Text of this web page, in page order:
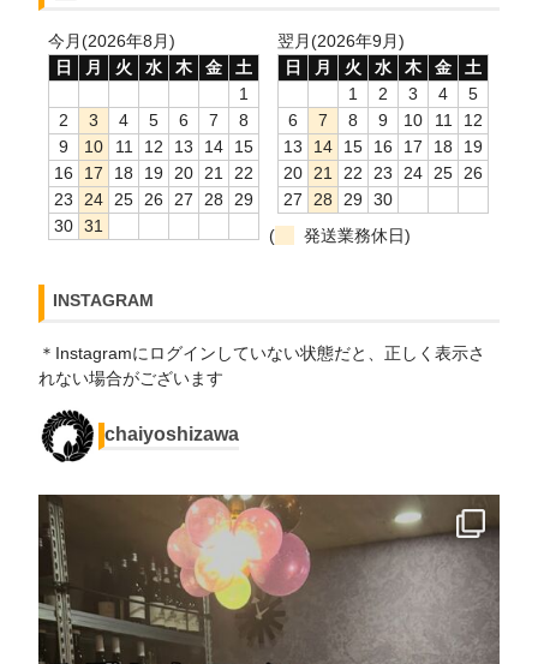
今月(2026年8月)
日
月 火 水 木 金
土
1
2
3 4 5 6 7
8
9
10 11 12 13 14
15
16
17 18 19 20 21 22
23
24 25 26 27 28
29
30 31
翌月(2026年9月)
日
月 火 水 木 金
土
1
2 3 4
5
6
7 8 9 10 11
12
13
14 15 16 17 18
19
20 21 22 23 24 25 26
27
28 29
30
(
発送業務休日)
INSTAGRAM
＊Instagramにログインしていない状態だと、正しく表示さ
れない場合がございます
chaiyoshizawa